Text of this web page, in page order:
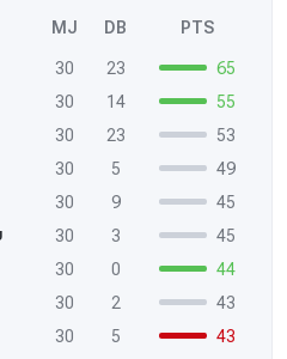
MJ DB PTS
30 23
65
30 14
55
30 23
53
30 5
49
30 9
45
30 3
45
30 0
44
30 2
43
30 5 43